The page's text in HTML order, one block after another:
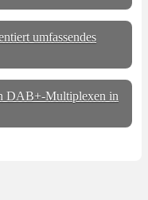
umfassendes
DAB+-Multiplexen in